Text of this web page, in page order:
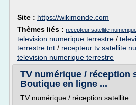
Site : https://wikimonde.com
Thèmes liés : recepteur satellite
television numerique terrestre /
terrestre tnt / recepteur tv satellite
television numerique terrestre
TV numérique / réception
Boutique en ligne ...
TV numérique / réception satellite